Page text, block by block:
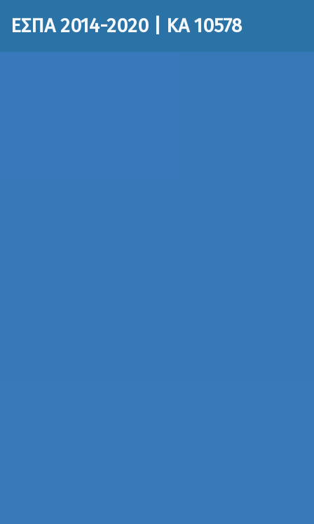
ΕΣΠΑ 2014-2020 | ΚΑ 10578